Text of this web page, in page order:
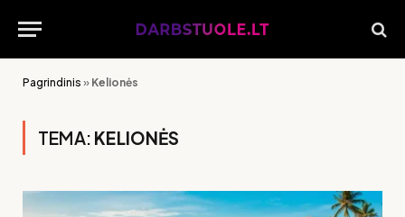
Pagrindinis » Kelionės
TEMA: KELIONĖS